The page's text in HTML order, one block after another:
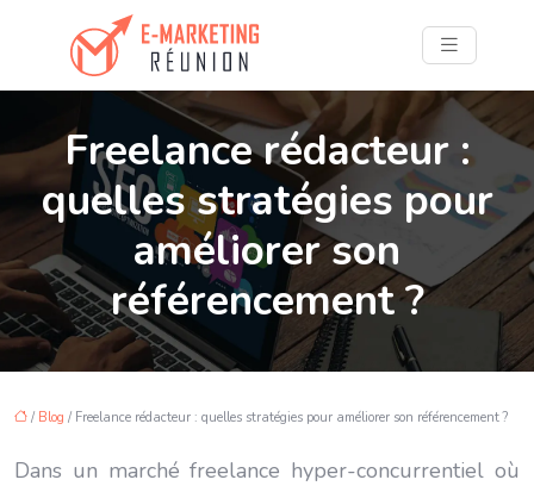
Freelance rédacteur :
quelles stratégies pour
améliorer son
référencement ?
/ Blog / Freelance rédacteur : quelles stratégies pour améliorer son référencement ?
Dans un marché freelance hyper-concurrentiel où